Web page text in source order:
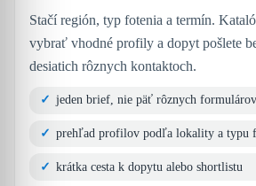
Stačí región, typ fotenia a termín.
vybrať vhodné profily a dopyt pošlete
desiatich rôznych kontaktoch.
jeden brief, nie päť rôznych formulárov
prehľad profilov podľa lokality a typu
krátka cesta k dopytu alebo shortlistu